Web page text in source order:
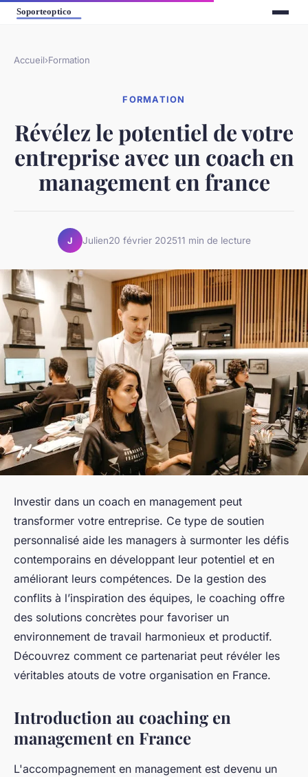
Accueil›Formation
FORMATION
Révélez le potentiel de votre
entreprise avec un coach en
management en france
J Julien20 février 202511 min de lecture
Investir dans un coach en management peut
transformer votre entreprise. Ce type de soutien
personnalisé aide les managers à surmonter les défis
contemporains en développant leur potentiel et en
améliorant leurs compétences. De la gestion des
conflits à l’inspiration des équipes, le coaching offre
des solutions concrètes pour favoriser un
environnement de travail harmonieux et productif.
Découvrez comment ce partenariat peut révéler les
véritables atouts de votre organisation en France.
Introduction au coaching en
management en France
L'accompagnement en management est devenu un